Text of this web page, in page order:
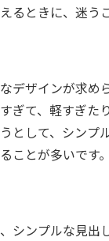
るときに、迷う
デザインが求め
ぎて、軽すぎた
として、シンプ
ことが多いです。
シンプルな見出